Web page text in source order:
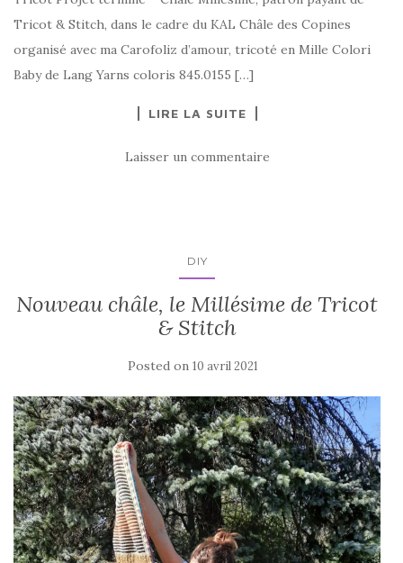
Tricot & Stitch, dans le cadre du KAL Châle des Copines
organisé avec ma Carofoliz d’amour, tricoté en Mille Colori
Baby de Lang Yarns coloris 845.0155 […]
LIRE LA SUITE
Laisser un commentaire
DIY
Nouveau châle, le Millésime de Tricot
& Stitch
Posted on 10 avril 2021